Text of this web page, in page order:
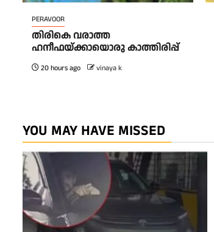
PERAVOOR
തിരികെ വരാത്ത
ഹനീഫയ്ക്കായൊരു കാത്തിരിപ്പ്
20 hours ago vinaya k
YOU MAY HAVE MISSED